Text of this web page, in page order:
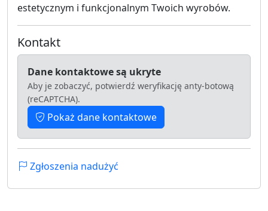
estetycznym i funkcjonalnym Twoich wyrobów.
Kontakt
Dane kontaktowe są ukryte
Aby je zobaczyć, potwierdź weryfikację anty-botową
(reCAPTCHA).
Pokaż dane kontaktowe
Zgłoszenia nadużyć